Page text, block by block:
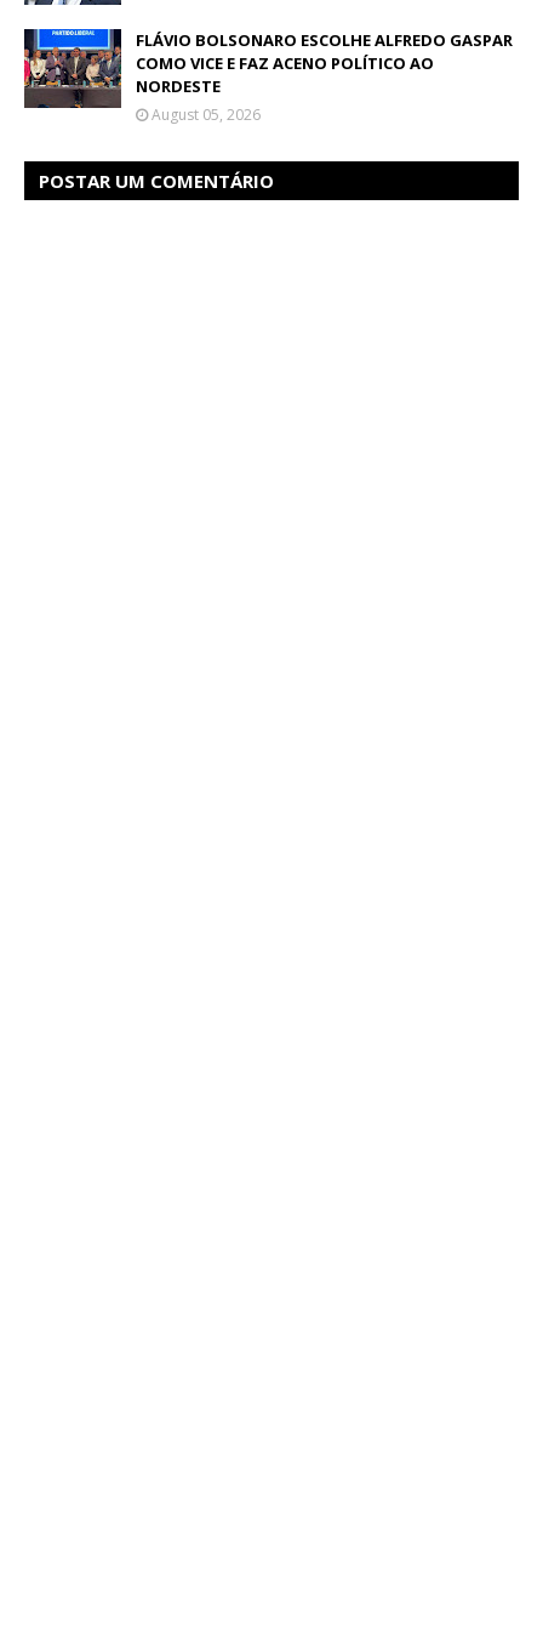
FLÁVIO BOLSONARO ESCOLHE ALFREDO GASPAR
COMO VICE E FAZ ACENO POLÍTICO AO
NORDESTE
August 05, 2026
POSTAR UM COMENTÁRIO